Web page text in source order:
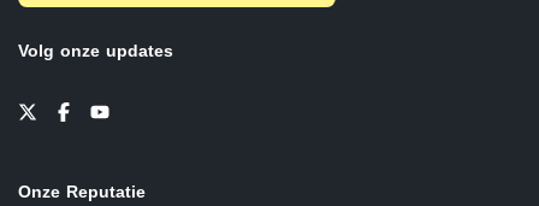
Volg onze updates
Onze Reputatie